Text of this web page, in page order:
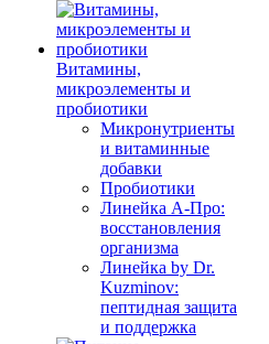
Витамины,
микроэлементы и
пробиотики
Микронутриенты
и витаминные
добавки
Пробиотики
Линейка А-Про:
восстановления
организма
Линейка by Dr.
Kuzminov:
пептидная защита
и поддержка